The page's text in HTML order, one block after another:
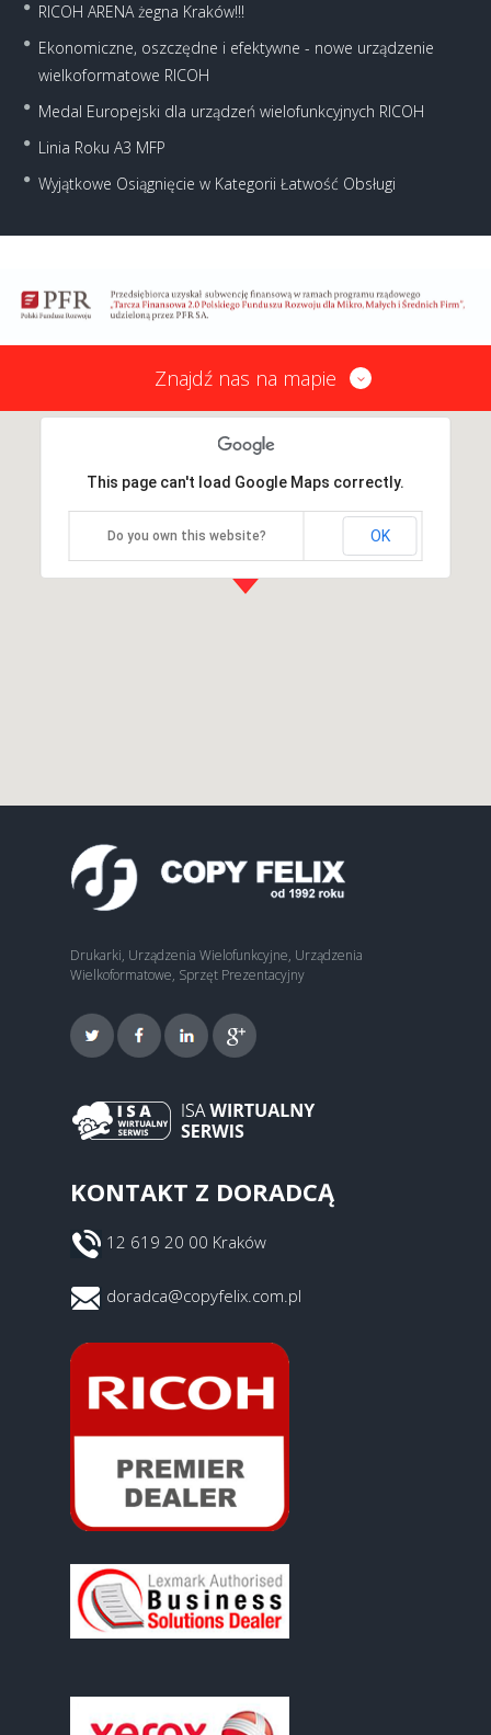
RICOH ARENA żegna Kraków!!!
Ekonomiczne, oszczędne i efektywne - nowe urządzenie
wielkoformatowe RICOH
Medal Europejski dla urządzeń wielofunkcyjnych RICOH
Linia Roku A3 MFP
Wyjątkowe Osiągnięcie w Kategorii Łatwość Obsługi
Znajdź nas na mapie
This page can't load Google Maps correctly.
Do you own this website? OK
Drukarki, Urządzenia Wielofunkcyjne, Urządzenia
Wielkoformatowe, Sprzęt Prezentacyjny
KONTAKT Z DORADCĄ
12 619 20 00 Kraków
doradca@copyfelix.com.pl